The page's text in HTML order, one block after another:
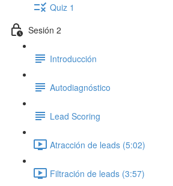
Quiz 1
Sesión 2
Introducción
Autodiagnóstico
Lead Scoring
Atracción de leads (5:02)
Filtración de leads (3:57)